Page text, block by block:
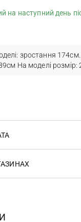
на наступний день
зростання 174см.
На моделі розмір: